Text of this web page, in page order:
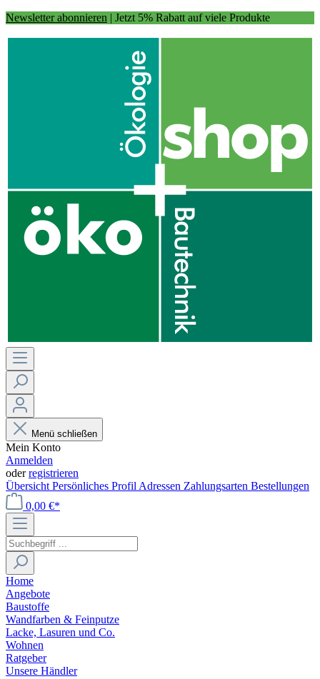
Newsletter abonnieren | Jetzt 5% Rabatt auf viele Produkte
Menü schließen
Mein Konto
Anmelden
oderregistrieren
Übersicht Persönliches Profil Adressen Zahlungsarten Bestellungen
0,00 €*
Home
Angebote
Baustoffe
Wandfarben & Feinputze
Lacke, Lasuren und Co.
Wohnen
Ratgeber
Unsere Händler